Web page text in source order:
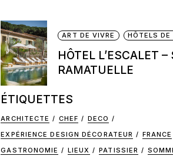
ART DE VIVRE HÔTELS DE
HÔTEL L’ESCALET –
RAMATUELLE
ÉTIQUETTES
ARCHITECTE CHEF
DECO
EXPÉRIENCE DESIGN DÉCORATEUR
FRANCE
GASTRONOMIE
LIEUX PATISSIER